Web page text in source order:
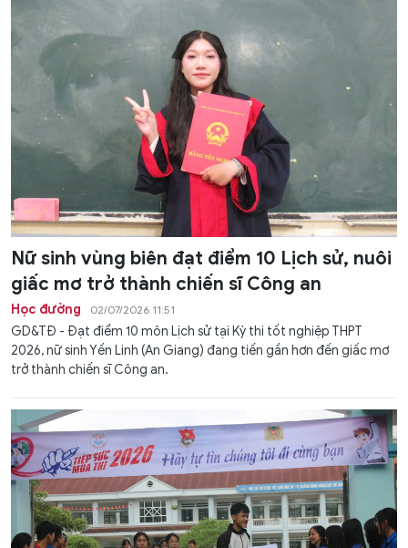
Nữ sinh vùng biên đạt điểm 10 Lịch sử, nuôi
giấc mơ trở thành chiến sĩ Công an
Học đường 02/07/2026 11:51
GD&TĐ - Đạt điểm 10 môn Lịch sử tại Kỳ thi tốt nghiệp THPT
2026, nữ sinh Yến Linh (An Giang) đang tiến gần hơn đến giấc mơ
trở thành chiến sĩ Công an.